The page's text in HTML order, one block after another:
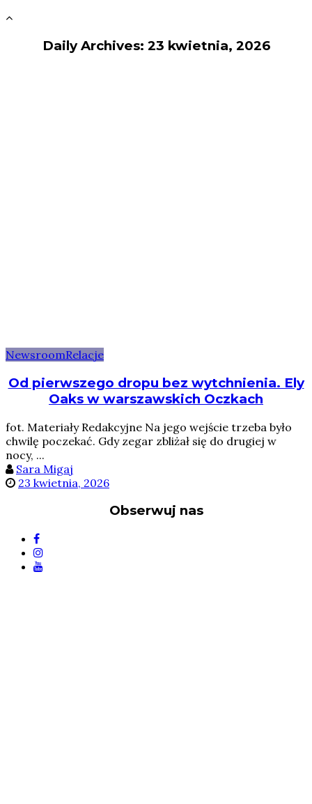
Daily Archives: 23 kwietnia, 2026
NewsroomRelacje
Od pierwszego dropu bez wytchnienia. Ely
Oaks w warszawskich Oczkach
fot. Materiały Redakcyjne Na jego wejście trzeba było
chwilę poczekać. Gdy zegar zbliżał się do drugiej w
nocy, ...
Sara Migaj
23 kwietnia, 2026
Obserwuj nas